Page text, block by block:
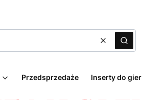
WyczyśćSzukaj
Przedsprzedaże Inserty do gier